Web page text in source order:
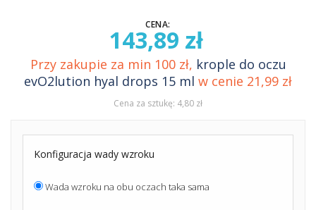
CENA:
143,89 zł
Przy zakupie za min 100 zł, krople do oczu
evO2lution hyal drops 15 ml w cenie 21,99 zł
Cena za sztukę: 4,80 zł
Konfiguracja wady wzroku
Wada wzroku na obu oczach taka sama